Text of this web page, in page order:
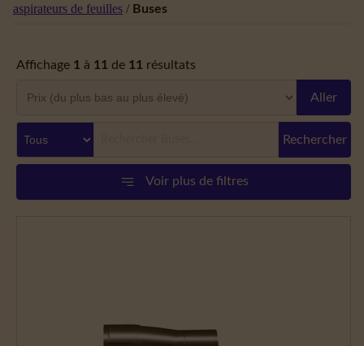
aspirateurs de feuilles / Buses
Affichage 1 à 11 de 11 résultats
Aller
Rechercher
Voir plus de filtres